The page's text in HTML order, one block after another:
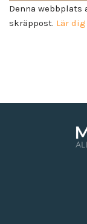
Denna
skräppost. Lär